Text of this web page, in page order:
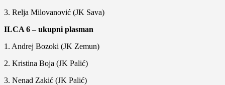
3. Relja Milovanović (JK Sava)
ILCA 6 – ukupni plasman
1. Andrej Bozoki (JK Zemun)
2. Kristina Boja (JK Palić)
3. Nenad Zakić (JK Palić)